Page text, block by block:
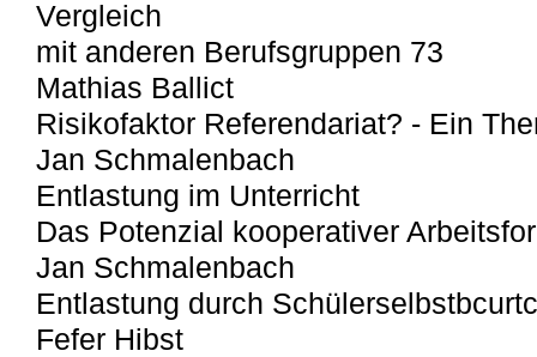
Vergleich
mit anderen Berufsgruppen 73
Mathias Ballict
Risikofaktor Referendariat? - Ein
Jan Schmalenbach
Entlastung im Unterricht
Das Potenzial kooperativer
Jan Schmalenbach
Entlastung durch
Fefer Hibst